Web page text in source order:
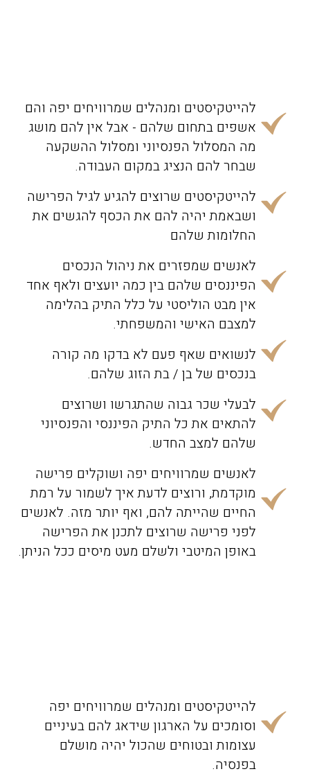
להייטקיסטים ומנהלים שמרוויחים יפה והם
אשפים בתחום שלהם - אבל אין להם מושג
מה המסלול הפנסיוני ומסלול ההשקעה
שבחר להם הנציג במקום העבודה.
להייטקיסטים שרוצים להגיע לגיל הפרישה
ושבאמת יהיה להם את הכסף להגשים את
החלומות שלהם
לאנשים שמפזרים את ניהול הנכסים
הפיננסים שלהם בין כמה יועצים ולאף אחד
אין מבט הוליסטי על כלל התיק בהלימה
למצבם האישי והמשפחתי.
לנשואים שאף פעם לא בדקו מה קורה
בנכסים של בן / בת הזוג שלהם.
לבעלי שכר גבוה שהתגרשו ושרוצים
להתאים את כל התיק הפיננסי והפנסיוני
שלהם למצב החדש.
לאנשים שמרוויחים יפה ושוקלים פרישה
מוקדמת, ורוצים לדעת איך לשמור על רמת
החיים שהייתה להם, ואף יותר מזה. לאנשים
לפני פרישה שרוצים לתכנן את הפרישה
באופן המיטבי ולשלם מעט מיסים ככל הניתן.
להייטקיסטים ומנהלים שמרוויחים יפה
וסומכים על הארגון שידאג להם בעיניים
עצומות ובטוחים שהכול יהיה מושלם
בפנסיה.